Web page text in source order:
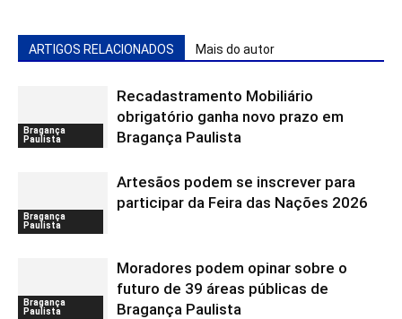
ARTIGOS RELACIONADOS Mais do autor
Bragança
Paulista
Recadastramento Mobiliário
obrigatório ganha novo prazo em
Bragança Paulista
Bragança
Paulista
Artesãos podem se inscrever para
participar da Feira das Nações 2026
Bragança
Paulista
Moradores podem opinar sobre o
futuro de 39 áreas públicas de
Bragança Paulista